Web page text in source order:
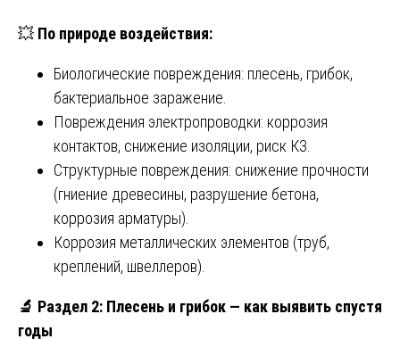
💥 По природе воздействия:
Биологические повреждения: плесень, грибок,
бактериальное заражение.
Повреждения электропроводки: коррозия
контактов, снижение изоляции, риск КЗ.
Структурные повреждения: снижение прочности
(гниение древесины, разрушение бетона,
коррозия арматуры).
Коррозия металлических элементов (труб,
креплений, швеллеров).
🔬 Раздел 2: Плесень и грибок — как выявить спустя
годы